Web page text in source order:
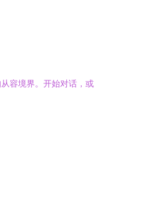
容境界。开始对话，或